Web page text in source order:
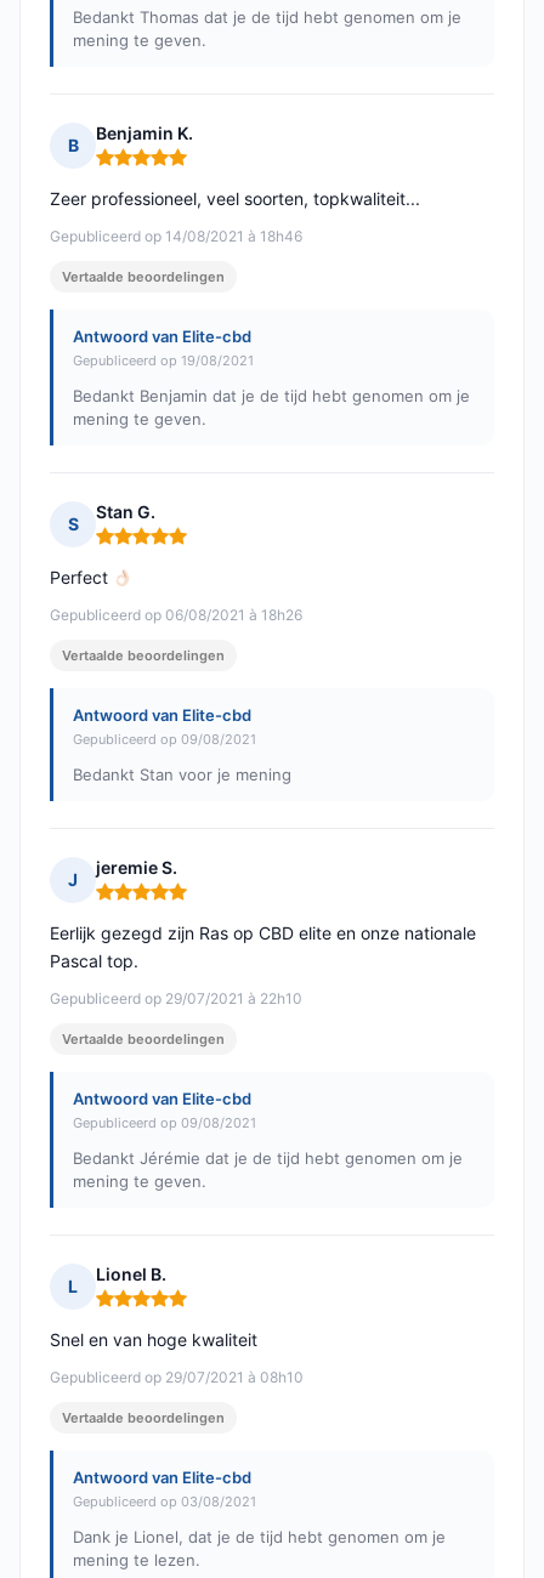
Bedankt Thomas dat je de tijd hebt genomen om je
mening te geven.
B
Benjamin K.
Opmerking: 5 van 5
Gepubliceerd op 14/08/2021 à 18h46
Zeer professioneel, veel soorten, topkwaliteit...
Vertaalde beoordelingen
Antwoord van Elite-cbd
Gepubliceerd op 19/08/2021
Bedankt Benjamin dat je de tijd hebt genomen om je
mening te geven.
S
Stan G.
Opmerking: 5 van 5
Gepubliceerd op 06/08/2021 à 18h26
Perfect
Vertaalde beoordelingen
Antwoord van Elite-cbd
Gepubliceerd op 09/08/2021
Bedankt Stan voor je mening
J
jeremie S.
Opmerking: 5 van 5
Gepubliceerd op 29/07/2021 à 22h10
Eerlijk gezegd zijn Ras op CBD elite en onze nationale
Pascal top.
Vertaalde beoordelingen
Antwoord van Elite-cbd
Gepubliceerd op 09/08/2021
Bedankt Jérémie dat je de tijd hebt genomen om je
mening te geven.
L
Lionel B.
Opmerking: 5 van 5
Gepubliceerd op 29/07/2021 à 08h10
Snel en van hoge kwaliteit
Vertaalde beoordelingen
Antwoord van Elite-cbd
Gepubliceerd op 03/08/2021
Dank je Lionel, dat je de tijd hebt genomen om je
mening te lezen.